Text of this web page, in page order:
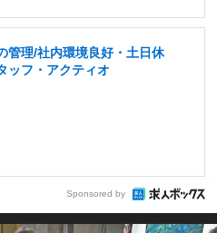
管理/社内環境良好・土日休
ッフ・アクティオ
Sponsored by